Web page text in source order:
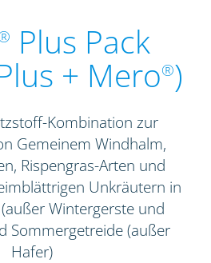
Plus Pack
+ Mero®)
Kombination zur
Gemeinem Windhalm,
Rispengras-Arten und
Unkräutern in
Wintergerste und
Sommergetreide (außer
Hafer)